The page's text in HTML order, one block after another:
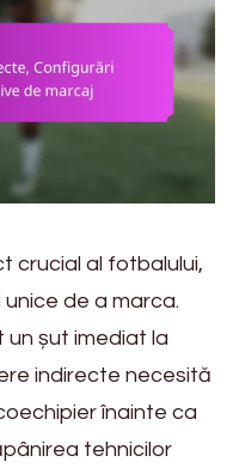
crucial al fotbalului,
de a marca.
un șut imediat la
indirecte necesită
înainte ca
tehnicilor